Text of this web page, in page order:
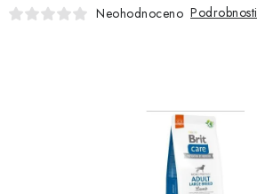
KRÁLÍCI/HLODAVCI/PTÁCI
Neohodnoceno